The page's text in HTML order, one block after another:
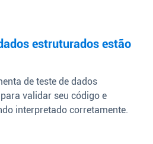
estruturados estão
de teste de dados
validar seu código e
interpretado corretamente.